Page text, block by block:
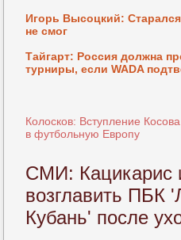
Игорь Высоцкий:
не смог
Тайгарт: Россия должна
турниры, если WADA
Колосков: Вступление
в футбольную Европу
СМИ: Кацикарис
возглавить ПБК
Кубань' после